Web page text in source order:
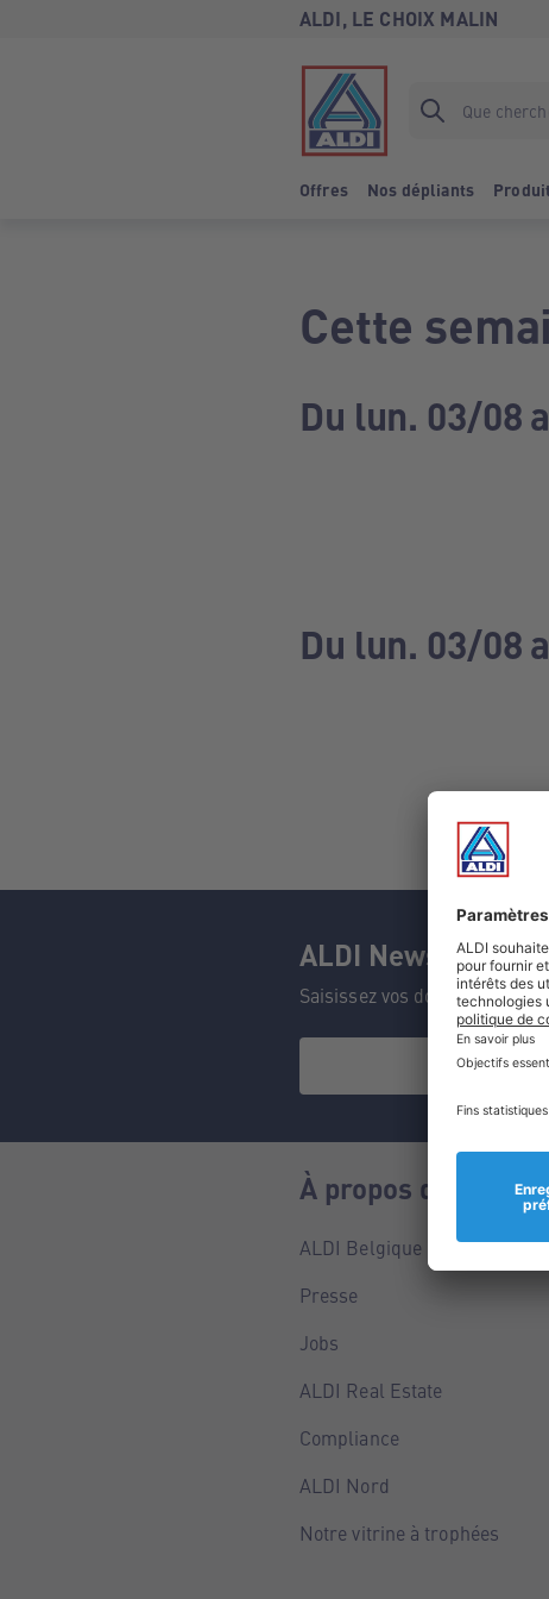
ALDI, LE CHOIX MALIN
Offres Nos dépliants
Cette
Du lun. 03/08
Du lun. 03/08
ALDI Newsletter
Saisissez vos données et ne
À propos de nous
ALDI Belgique
Presse
Jobs
ALDI Real Estate
Compliance
ALDI Nord
Notre vitrine à trophées